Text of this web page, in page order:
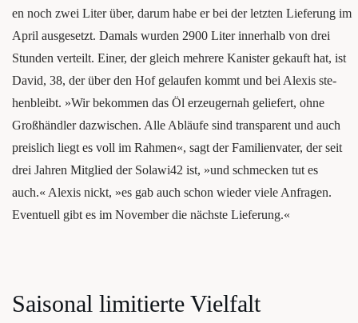
en noch zwei Liter über, dar­um habe er bei der letz­ten Lie­fe­rung im
April aus­ge­setzt. Damals wur­den 2900 Liter inner­halb von drei
Stun­den ver­teilt. Einer, der gleich meh­re­re Kanis­ter gekauft hat, ist
David, 38, der über den Hof gelau­fen kommt und bei Alexis ste­
hen­bleibt. »Wir bekom­men das Öl erzeu­ger­nah gelie­fert, ohne
Groß­händ­ler dazwi­schen. Alle Abläu­fe sind trans­pa­rent und auch
preis­lich liegt es voll im Rah­men«, sagt der Fami­li­en­va­ter, der seit
drei Jah­ren Mit­glied der Solawi42 ist, »und schme­cken tut es
auch.« Alexis nickt, »es gab auch schon wie­der vie­le Anfra­gen.
Even­tu­ell gibt es im Novem­ber die nächs­te Lieferung.«
Sai­so­nal limi­tier­te Vielfalt